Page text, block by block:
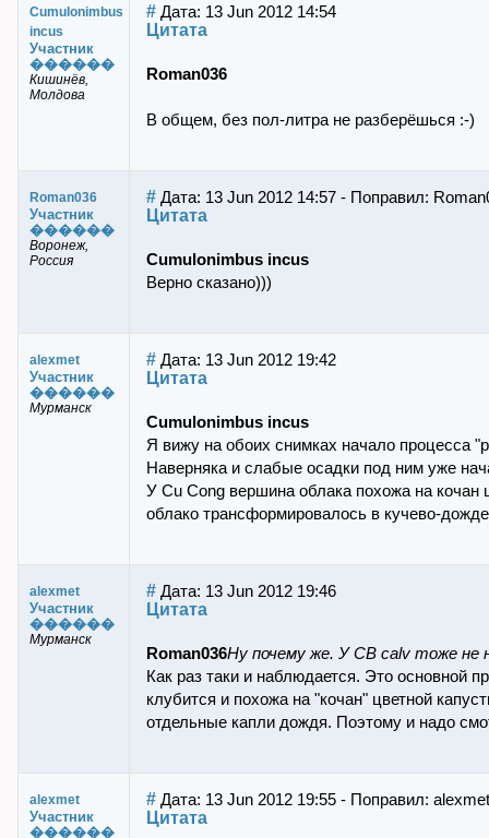
Cumulonimbus
incus
Участник
������
Кишинёв,
Молдова
# Дата: 13 Jun 2012 14:54
Цитата
Roman036
В общем, без пол-литра не разберёшься :-)
Roman036
Участник
������
Воронеж,
Россия
# Дата: 13 Jun 2012 14:57 - Поправил:
Цитата
Cumulonimbus incus
Верно сказано)))
alexmet
Участник
������
Мурманск
# Дата: 13 Jun 2012 19:42
Цитата
Cumulonimbus incus
Я вижу на обоих снимках начало процесса
Наверняка и слабые осадки под ним уже
У Cu Cong вершина облака похожа на кочан
облако трансформировалось в кучево-
alexmet
Участник
������
Мурманск
# Дата: 13 Jun 2012 19:46
Цитата
Roman036Ну почему же. У CB calv тоже не
Как раз таки и наблюдается. Это основной
клубится и похожа на "кочан" цветной
отдельные капли дождя. Поэтому и надо
alexmet
Участник
������
# Дата: 13 Jun 2012 19:55 - Поправил: alexmet
Цитата